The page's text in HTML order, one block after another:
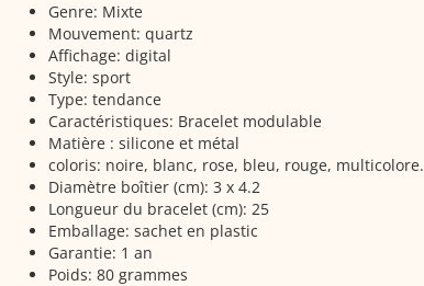
Genre: Mixte
Mouvement: quartz
Affichage: digital
Style: sport
Type: tendance
Caractéristiques: Bracelet modulable
Matière : silicone et métal
coloris: noire, blanc, rose, bleu, rouge, multicolore.
Diamètre boîtier (cm): 3 x 4.2
Longueur du bracelet (cm): 25
Emballage: sachet en plastic
Garantie: 1 an
Poids: 80 grammes